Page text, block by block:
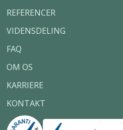
Modstandsdygtighed og
CO2-beregning
REFERENCER
VIDENSDELING
FAQ
OM OS